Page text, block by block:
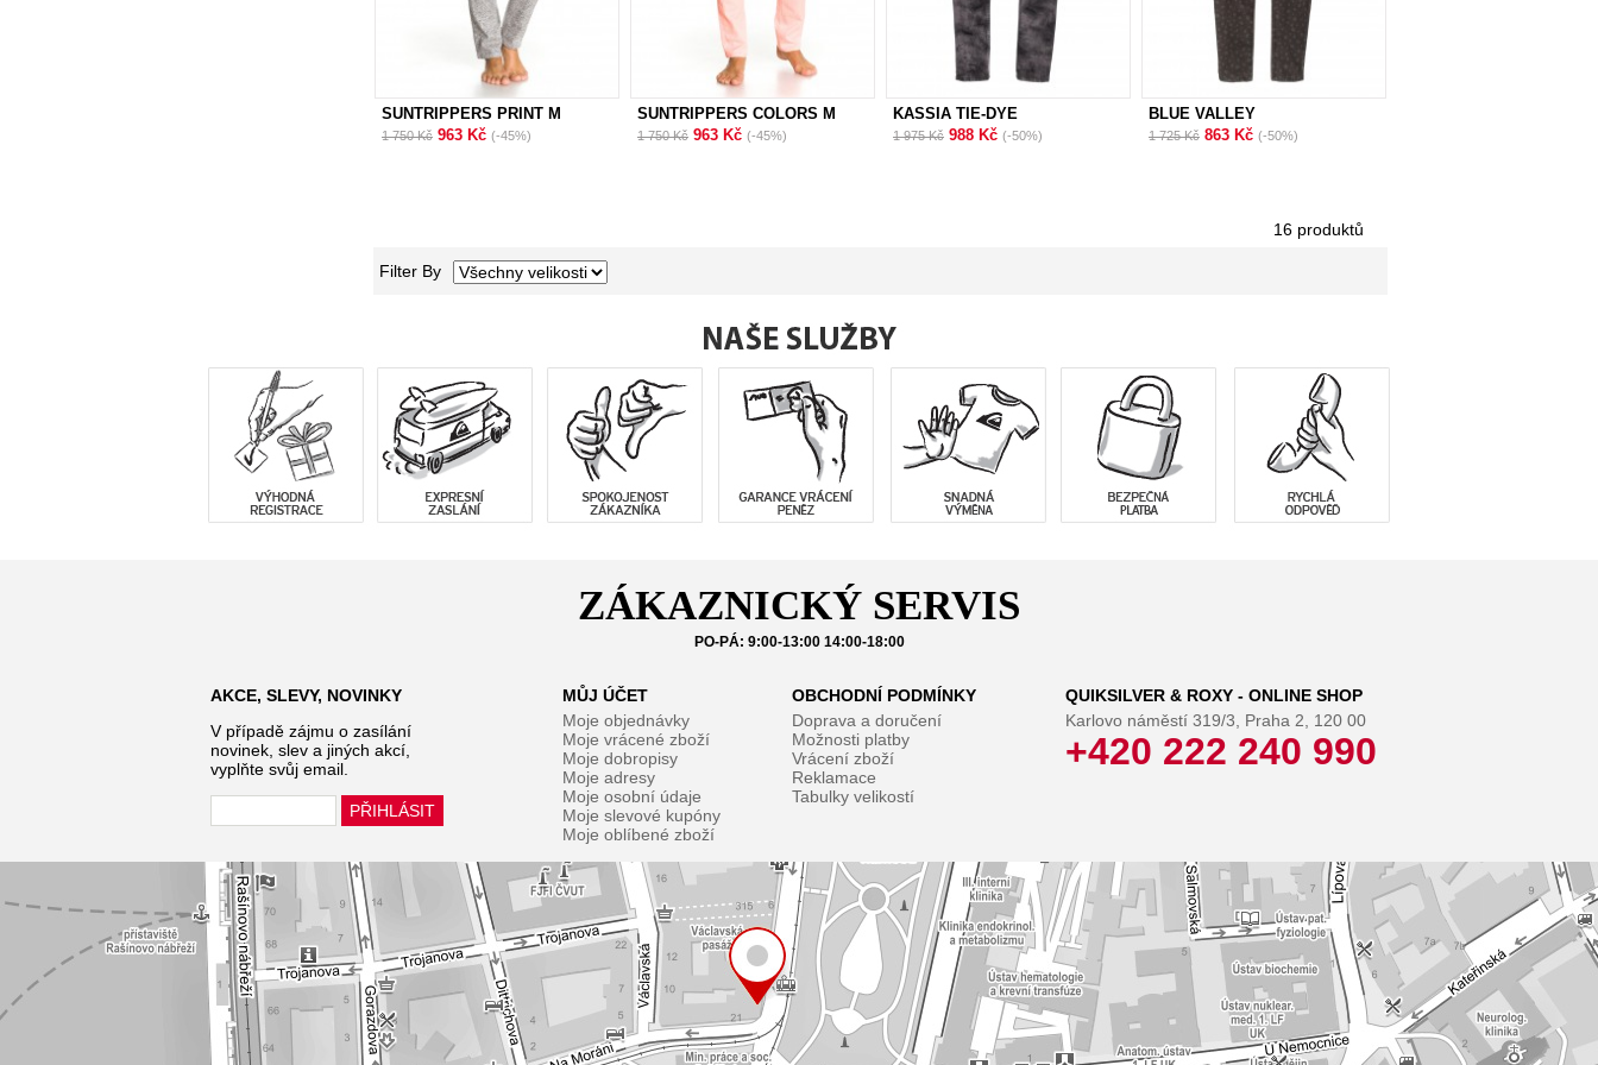
SUNTRIPPERS PRINT M
1 750 Kč 963 Kč (-45%)
SUNTRIPPERS COLORS M
1 750 Kč 963 Kč (-45%)
KASSIA TIE-DYE
1 975 Kč 988 Kč (-50%)
BLUE VALLEY
1 725 Kč 863 Kč (-50%)
16 produktů
Filter By
ZÁKAZNICKÝ SERVIS
PO-PÁ: 9:00-13:00 14:00-18:00
AKCE, SLEVY, NOVINKY
V případě zájmu o zasílání
novinek, slev a jiných akcí,
vyplňte svůj email.
MŮJ ÚČET
Moje objednávky
Moje vrácené zboží
Moje dobropisy
Moje adresy
Moje osobní údaje
Moje slevové kupóny
Moje oblíbené zboží
OBCHODNÍ PODMÍNKY
Doprava a doručení
Možnosti platby
Vrácení zboží
Reklamace
Tabulky velikostí
QUIKSILVER & ROXY - ONLINE SHOP
Karlovo náměstí 319/3, Praha 2, 120 00
+420 222 240 990